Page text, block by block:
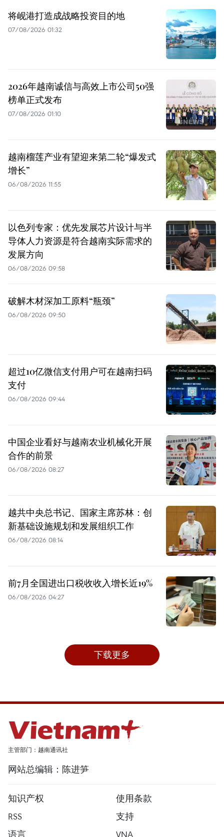
将岘港打造成战略投资目的地
07/08/2026 01:32
2026年越南诚信与高效上市公司50强
榜单正式发布
07/08/2026 01:10
越南榴莲产业有望迎来第二轮“爆发式
增长”
06/08/2026 11:55
以色列专家：优先发展芯片设计与半
导体人力资源是符合越南实际需求的
发展方向
06/08/2026 09:58
破解木材深加工原料“瓶颈”
06/08/2026 09:50
超过10亿微信支付用户可在越南扫码
支付
06/08/2026 09:44
中国企业看好与越南农业机械化开展
合作的前景
06/08/2026 08:27
越共中央总书记、国家主席苏林：创
新基础设施规划和发展组织工作
06/08/2026 08:14
前7月全国进出口税收收入增长近19%
06/08/2026 04:27
下载更多
主管部门：越南通讯社
网站总编辑：陈进笋
知识产权
使用条款
RSS
支持
语言
VNA